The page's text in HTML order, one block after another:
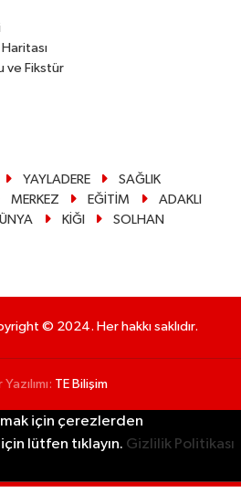
ve Fikstür
YAYLADERE
SAĞLIK
MERKEZ EĞİTİM
ADAKLI
KİĞI
SOLHAN
© 2024. Her hakkı saklıdır.
TE Bilişim
için çerezlerden
lütfen tıklayın. Gizlilik Politikası